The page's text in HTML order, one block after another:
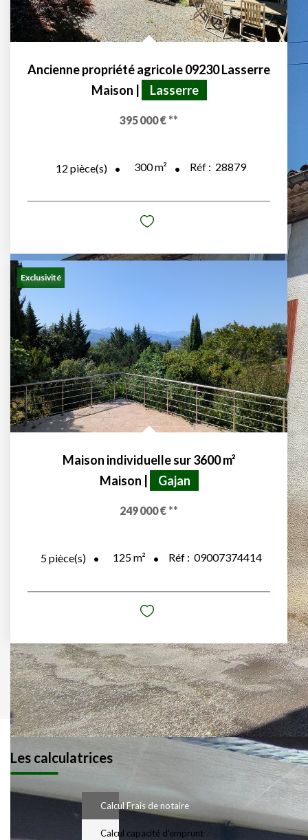
Ancienne propriété agricole 09230 Lasserre
Maison
Lasserre
395 000 € **
12 pièce(s) 300m² Réf : 28879
Exclusivité
Maison individuelle sur 3600 m²
Maison | Gajan
249 000 € **
5pièce(s) 125m² Réf : 09007374414
Les calculatrices
Calcul Frais de notaire
Calcul capacité d'emprunt